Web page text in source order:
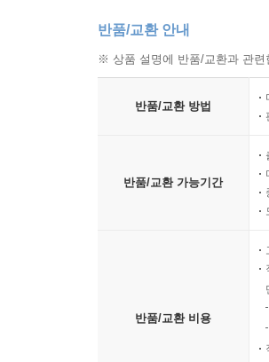
반품/교환 안내
※ 상품 설명에 반품/교환과 관련
반품/교환 방법
반품/교환 가능기간
반품/교환 비용